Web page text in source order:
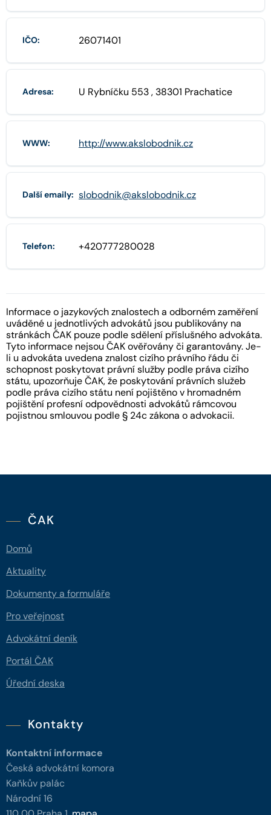
IČO: 26071401
Adresa: U Rybníčku 553 , 38301 Prachatice
WWW: http://www.akslobodnik.cz
Další emaily: slobodnik@akslobodnik.cz
Telefon: +420777280028
Informace o jazykových znalostech a odborném zaměření
uváděné u jednotlivých advokátů jsou publikovány na
stránkách ČAK pouze podle sdělení příslušného advokáta.
Tyto informace nejsou ČAK ověřovány či garantovány. Je-
li u advokáta uvedena znalost cizího právního řádu či
schopnost poskytovat právní služby podle práva cizího
státu, upozorňuje ČAK, že poskytování právních služeb
podle práva cizího státu není pojištěno v hromadném
pojištění profesní odpovědnosti advokátů rámcovou
pojistnou smlouvou podle § 24c zákona o advokacii.
ČAK
Domů
Aktuality
Dokumenty a formuláře
Pro veřejnost
Advokátní deník
Portál ČAK
Úřední deska
Kontakty
Kontaktní informace
Česká advokátní komora
Kaňkův palác
Národní 16